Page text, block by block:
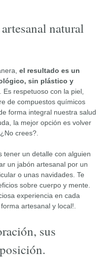
natural
el resultado es un
sin plástico y
. Es respetuoso con la piel,
de compuestos químicos
forma integral nuestra salud
la mejor opción es volver
crees?.
tener un detalle con alguien
un jabón artesanal por un
o unas navidades. Te
sobre cuerpo y mente.
experiencia en cada
artesanal y local!.
sus